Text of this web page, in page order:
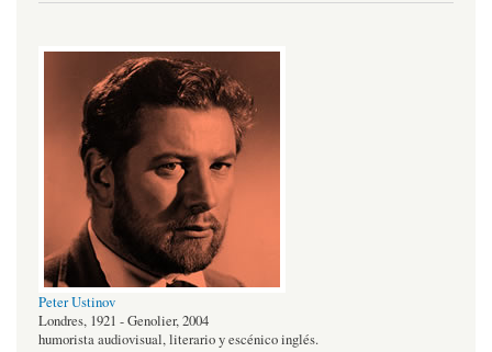
Peter Ustinov
Londres, 1921 - Genolier, 2004
humorista audiovisual, literario y escénico inglés.